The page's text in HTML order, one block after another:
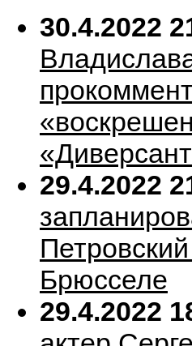
30.4.2022
29.4.2022
Брюсселе
29.4.2022